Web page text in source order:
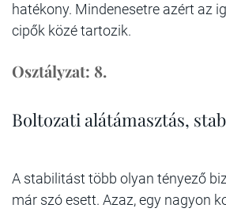
hatékony. Mindenesetre azért az
cipők közé tartozik.
Osztályzat: 8.
Boltozati alátámasztás,
A stabilitást több olyan tényező
már szó esett. Azaz, egy nagyon